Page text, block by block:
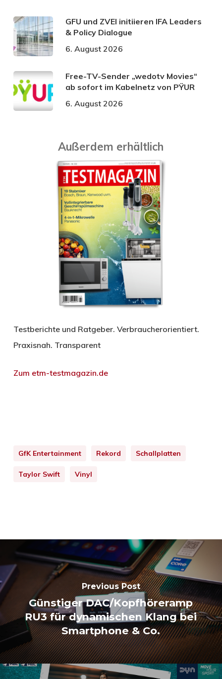
GFU und ZVEI initiieren IFA Leaders
& Policy Dialogue
6. August 2026
Free-TV-Sender „wedotv Movies“
ab sofort im Kabelnetz von PŸUR
6. August 2026
Außerdem erhältlich
Testberichte und Ratgeber. Verbraucherorientiert.
Praxisnah. Transparent
Zum etm-testmagazin.de
GfK Entertainment Rekord Schallplatten
Taylor Swift Vinyl
Previous Post
Günstiger DAC/Kopfhöreramp
RU3 für dynamischen Klang bei
Smartphone & Co.